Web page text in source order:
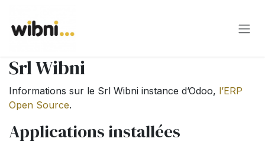
Srl Wibni
Informations sur le Srl Wibni instance d’Odoo, l’ERP
Open Source.
Applications installées